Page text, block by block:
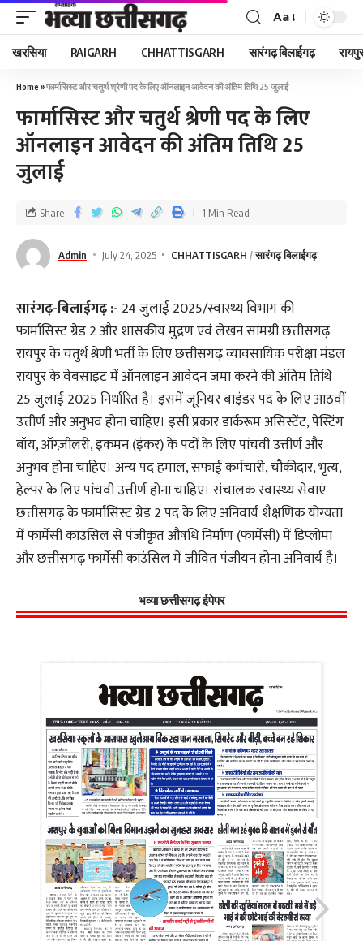
Aa
खरसिया RAIGARH CHHATTISGARH सारंगढ़ बिलाईगढ़
Home »फार्मासिस्ट और चतुर्थ श्रेणी पद के लिए ऑनलाइन आवेदन की अंतिम तिथि 25 जुलाई
फार्मासिस्ट और चतुर्थ श्रेणी पद के लिए
ऑनलाइन आवेदन की अंतिम तिथि 25
जुलाई
Admin July 24, 2025 CHHATTISGARH सारंगढ़ बिलाईगढ़
Share 1 Min Read
सारंगढ़-बिलाईगढ़ :- 24 जुलाई 2025/स्वास्थ्य विभाग की
फार्मासिस्ट ग्रेड 2 और शासकीय मुद्रण एवं लेखन सामग्री छत्तीसगढ़
रायपुर के चतुर्थ श्रेणी भर्ती के लिए छत्तीसगढ़ व्यावसायिक परीक्षा मंडल
रायपुर के वेबसाइट में ऑनलाइन आवेदन जमा करने की अंतिम तिथि
25 जुलाई 2025 निर्धारित है। इसमें जूनियर बाइंडर पद के लिए आठवीं
उत्तीर्ण और अनुभव होना चाहिए। इसी प्रकार डार्करूम असिस्टेंट, पेस्टिंग
बॉय, ऑग्ज़ीलरी, इंकमन (इंकर) के पदों के लिए पांचवी उत्तीर्ण और
अनुभव होना चाहिए। अन्य पद हमाल, सफाई कर्मचारी, चौकीदार, भृत्य,
हेल्पर के लिए पांचवी उत्तीर्ण होना चाहिए। संचालक स्वास्थ्य सेवाएं
छत्तीसगढ़ के फार्मासिस्ट ग्रेड 2 पद के लिए अनिवार्य शैक्षणिक योग्यता
में फार्मेसी काउंसिल से पंजीकृत औषधि निर्माण (फार्मेसी) में डिप्लोमा
और छत्तीसगढ़ फार्मेसी काउंसिल में जीवित पंजीयन होना अनिवार्य है।
भव्या छत्तीसगढ़ ईपेपर